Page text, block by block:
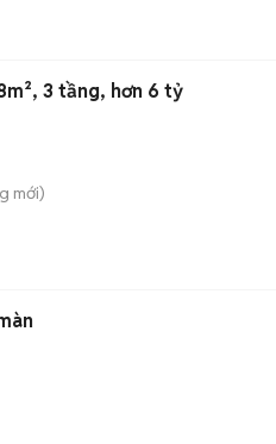
3 tầng, hơn 6 tỷ
mới)